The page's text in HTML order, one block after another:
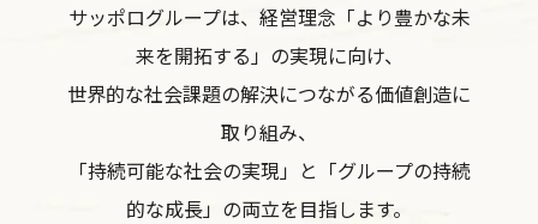
サッポログループは、経営理念「より豊かな未
来を開拓する」の実現に向け、
世界的な社会課題の解決につながる価値創造に
取り組み、
「持続可能な社会の実現」と「グループの持続
的な成長」の両立を目指します。